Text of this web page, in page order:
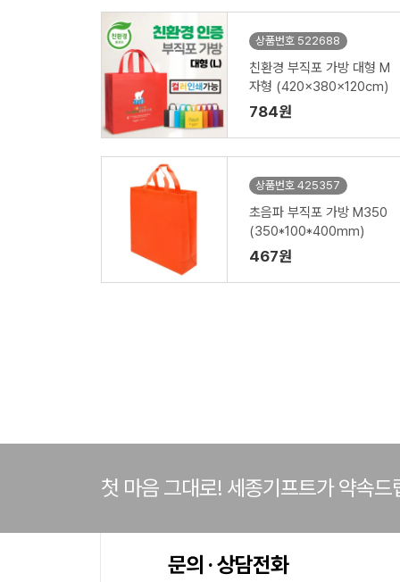
상품번호 522688
친환경 부직포 가방 대형 M
자형 (420x380x120cm)
784원
상품번호 425357
초음파 부직포 가방 M350
(350*100*400mm)
467원
첫 마음 그대로! 세종기프트가 약속드
문의 · 상담전화